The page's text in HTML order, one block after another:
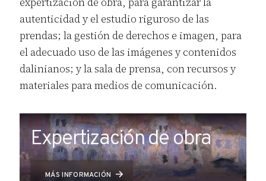
autenticidad y el estudio riguroso de las
prendas; la gestión de derechos e imagen, para
el adecuado uso de las imágenes y contenidos
dalinianos; y la sala de prensa, con recursos y
materiales para medios de comunicación.
Expertización de obra
MÁS INFORMACIÓN